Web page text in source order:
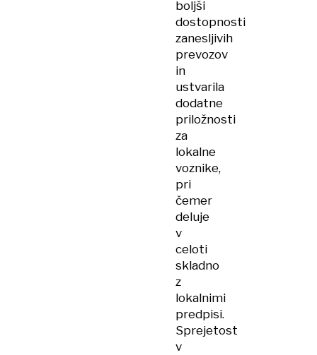
boljši
dostopnosti
zanesljivih
prevozov
in
ustvarila
dodatne
priložnosti
za
lokalne
voznike,
pri
čemer
deluje
v
celoti
skladno
z
lokalnimi
predpisi.
Sprejetost
v